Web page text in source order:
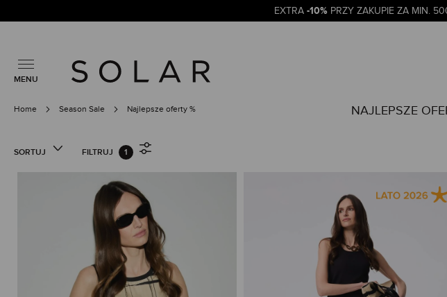
EXTRA -10% PRZY ZAKUPIE ZA MIN.
MENU
Home Season Sale Najlepsze oferty % NAJLEPSZE
SORTUJ FILTRUJ 1